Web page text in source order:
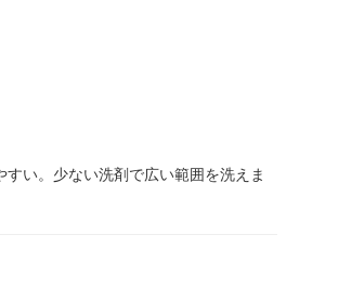
い。少ない洗剤で広い範囲を洗えま